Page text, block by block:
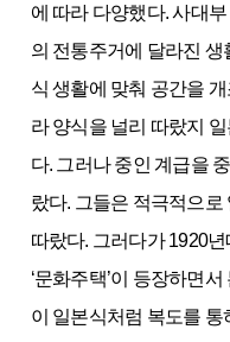
에 따라 다양했다. 사대
의 전통주거에 달라진
식 생활에 맞춰 공간을
라 양식을 널리 따랐지
다. 그러나 중인 계급을
랐다. 그들은 적극적으
따랐다. 그러다가 1920
‘문화주택’이 등장하면
이 일본식처럼 복도를 통